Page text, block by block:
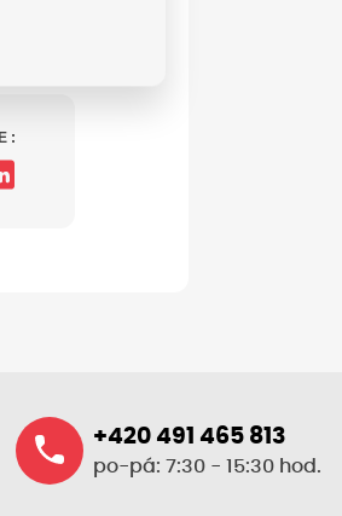
+420 491 465 813
po-pá: 7:30 - 15:30 hod.